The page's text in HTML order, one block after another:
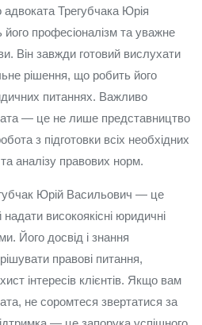
адвоката Трегубчака Юрія
професіоналізм та уважне
Він завжди готовий вислухати
рішення, що робить його
питаннях. Важливо
— це не лише представництво
з підготовки всіх необхідних
аналізу правових норм.
Юрій Васильович — це
високоякісні юридичні
Його досвід і знання
правові питання,
інтересів клієнтів. Якщо вам
не соромтеся звертатися за